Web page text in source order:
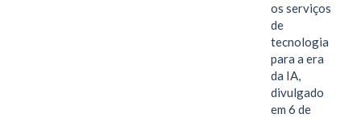
os serviços
de
tecnologia
para a era
da IA,
divulgado
em 6 de